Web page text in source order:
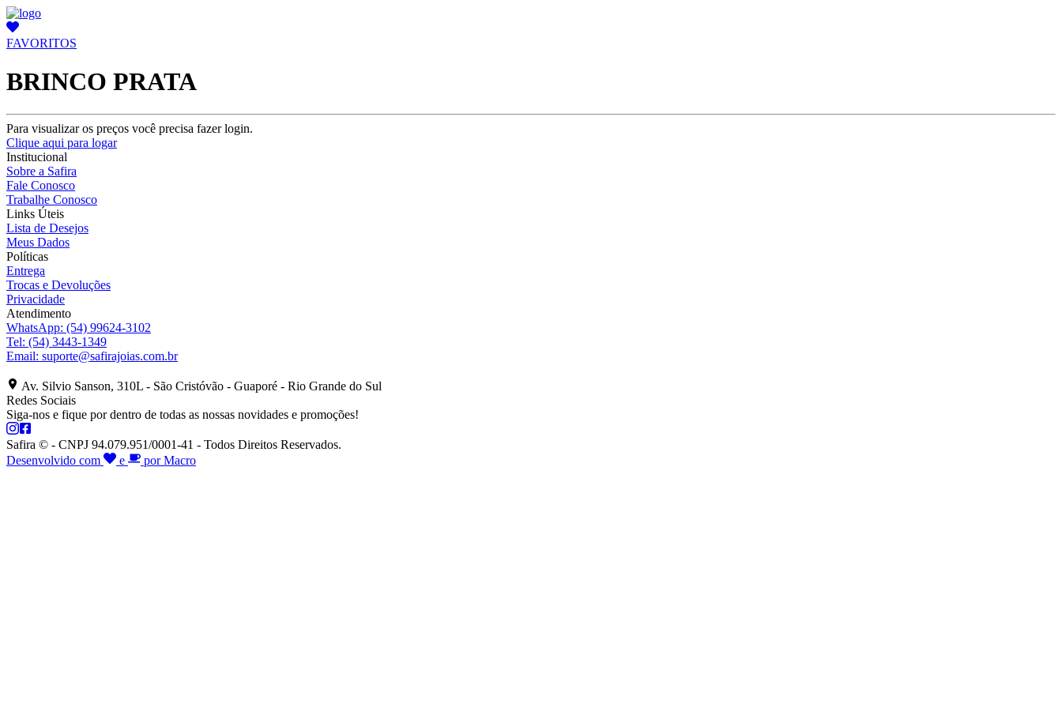
FAVORITOS
BRINCO PRATA
Para visualizar os preços você precisa fazer login.
Clique aqui para logar
Institucional
Sobre a Safira
Fale Conosco
Trabalhe Conosco
Links Úteis
Lista de Desejos
Meus Dados
Políticas
Entrega
Trocas e Devoluções
Privacidade
Atendimento
WhatsApp: (54) 99624-3102
Tel: (54) 3443-1349
Email: suporte@safirajoias.com.br
Av. Silvio Sanson, 310L - São Cristóvão - Guaporé - Rio Grande do Sul
Redes Sociais
Siga-nos e fique por dentro de todas as nossas novidades e promoções!
Safira © - CNPJ 94.079.951/0001-41 - Todos Direitos Reservados.
Desenvolvido com
e por Macro